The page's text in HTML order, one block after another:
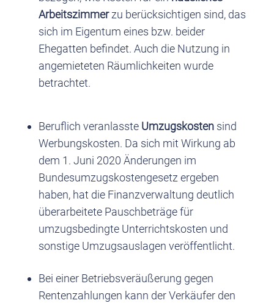
Arbeitszimmerzu berücksichtigen sind, das
sich im Eigentum eines bzw. beider
Ehegatten befindet. Auch die Nutzung in
angemieteten Räumlichkeiten wurde
betrachtet.
Beruflich veranlasste Umzugskostensind
Werbungskosten. Da sich mit Wirkung ab
dem 1. Juni 2020 Änderungen im
Bundesumzugskostengesetz ergeben
haben, hat die Finanzverwaltung deutlich
überarbeitete Pauschbeträge für
umzugsbedingte Unterrichtskosten und
sonstige Umzugsauslagen veröffentlicht.
Bei einer Betriebsveräußerung gegen
Rentenzahlungen kann der Verkäufer den